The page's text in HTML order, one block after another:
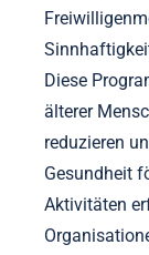
Diese
älterer
reduzieren
Gesundheit
Aktivitäten